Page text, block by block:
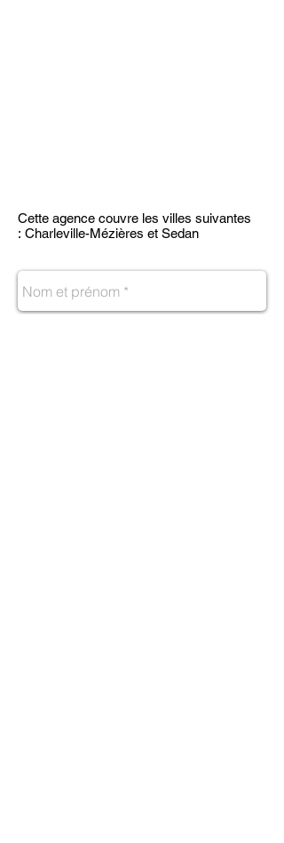
Cette agence couvre les villes suivantes
: Charleville-Mézières et Sedan